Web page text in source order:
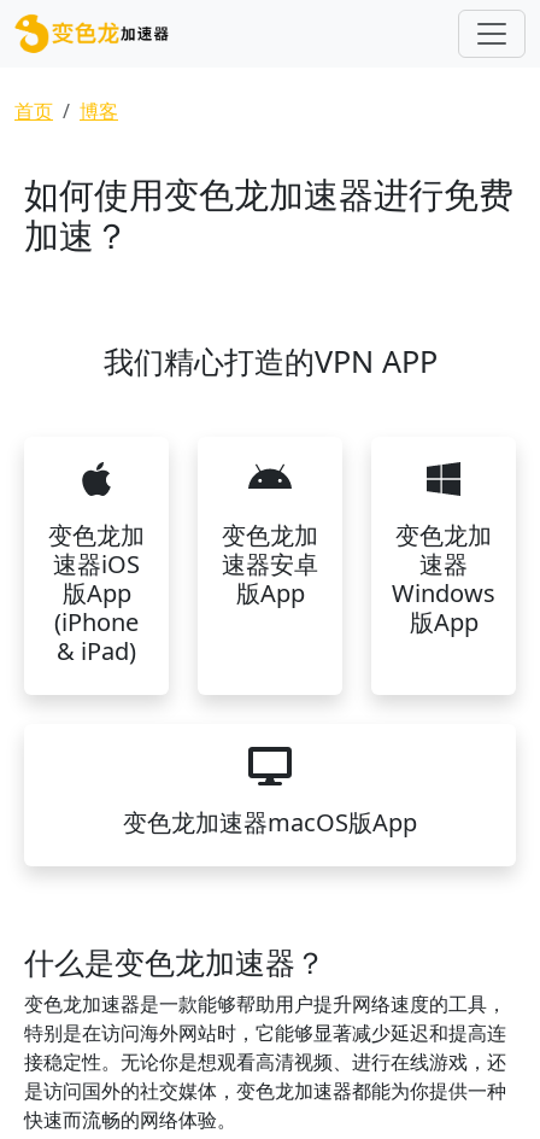
跳转到主要内容
面包屑
首页 博客
如何使用变色龙加速器进行免费
加速？
我们精心打造的VPN APP
变色龙加
速器iOS
版App
(iPhone
& iPad)
变色龙加
速器安卓
版App
变色龙加
速器
Windows
版App
变色龙加速器macOS版App
什么是变色龙加速器？
变色龙加速器是一款能够帮助用户提升网络速度的工具，
特别是在访问海外网站时，它能够显著减少延迟和提高连
接稳定性。无论你是想观看高清视频、进行在线游戏，还
是访问国外的社交媒体，变色龙加速器都能为你提供一种
快速而流畅的网络体验。